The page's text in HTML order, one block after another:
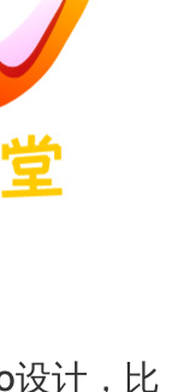
设计，比